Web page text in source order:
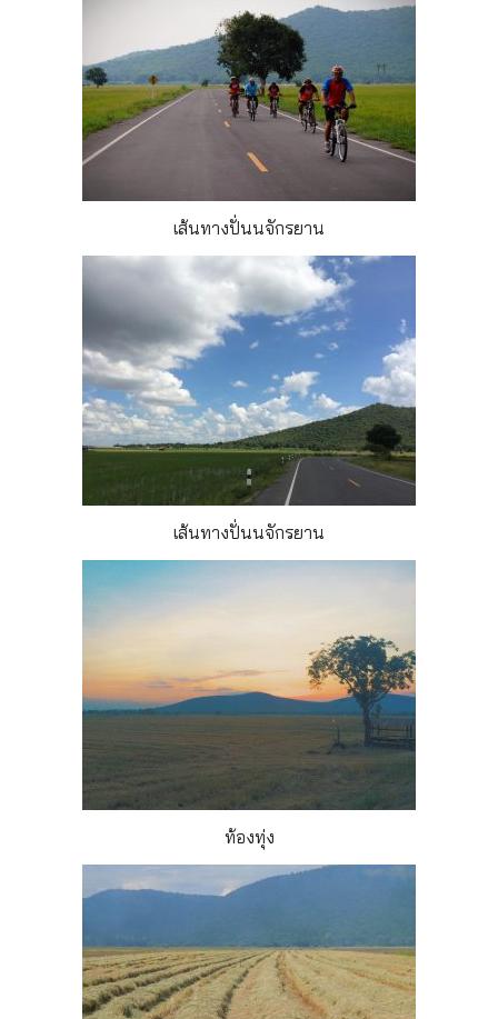
เส้นทางปั่นนจักรยาน
เส้นทางปั่นนจักรยาน
ท้องทุ่ง